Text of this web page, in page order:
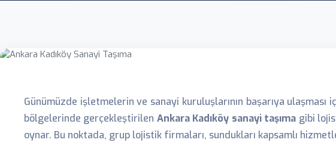
Günümüzde işletmelerin ve sanayi kuruluşlarının başarıya
bölgelerinde gerçekleştirilen Ankara Kadıköy sanayi taşıma gibi
oynar. Bu noktada, grup lojistik firmaları, sundukları kapsamlı